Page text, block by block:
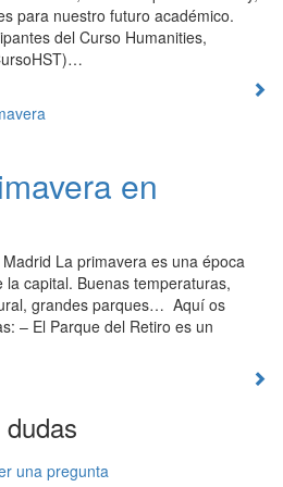
para nuestro futuro académico.
del Curso Humanities,
en
La primavera es una época
capital. Buenas temperaturas,
grandes parques… Aquí os
– El Parque del Retiro es un
una pregunta